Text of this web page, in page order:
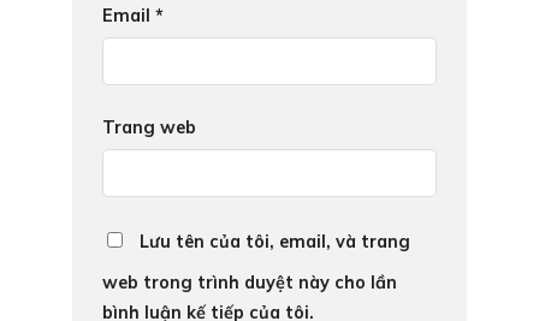
Email *
Trang web
Lưu tên của tôi, email, và trang
web trong trình duyệt này cho lần
bình luận kế tiếp của tôi.